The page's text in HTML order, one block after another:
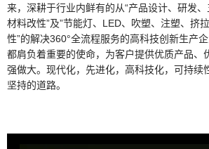
来，深耕于行业内鲜有的从“产品设计、研发
材料改性”及”节能灯、LED、吹塑、注塑、挤
性”的解决360°全流程服务的高科技创新生产
都肩负着重要的使命，为客户提供优质产品、
强做大。现代化，先进化，高科技化，可持续
坚持的道路。